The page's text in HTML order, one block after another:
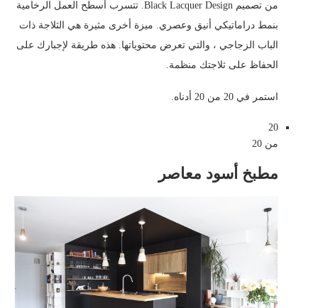
من تصميم Black Lacquer Design. تتسرب أسطح العمل الرخامية
بنمط دراماتيكي أنيق وعصري. ميزة أخرى مثيرة هي الثلاجة ذات
الباب الزجاجي ، والتي تعرض محتوياتها. هذه طريقة لإجبارك على
الحفاظ على ثلاجتك منظمة.
استمر في 20 من 20 أدناه.
20
من 20
مطبخ أسود معاصر